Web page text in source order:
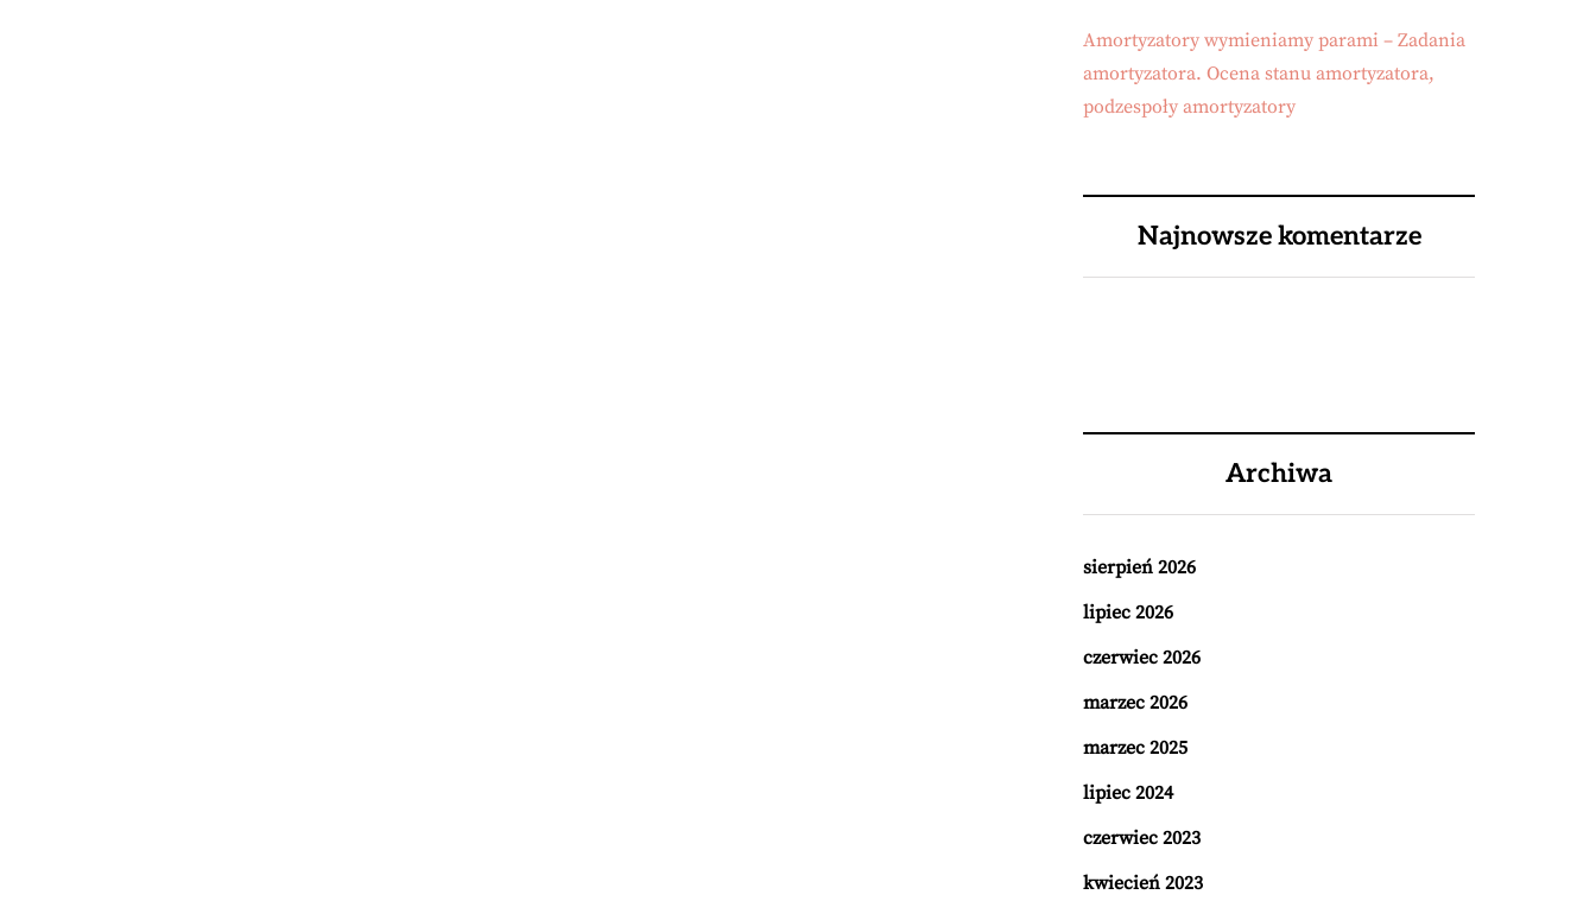
Amortyzatory wymieniamy parami – Zadania
amortyzatora. Ocena stanu amortyzatora,
podzespoły amortyzatory
Najnowsze komentarze
Archiwa
sierpień 2026
lipiec 2026
czerwiec 2026
marzec 2026
marzec 2025
lipiec 2024
czerwiec 2023
kwiecień 2023